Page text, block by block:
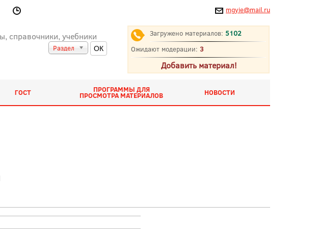
mgyie@mail.ru
справочники, учебники
Раздел
Загружено материалов: 5102
Ожидают модерации: 3
Добавить материал!
ГОСТ ПРОГРАММЫ ДЛЯ
ПРОСМОТРА МАТЕРИАЛОВ НОВОСТИ